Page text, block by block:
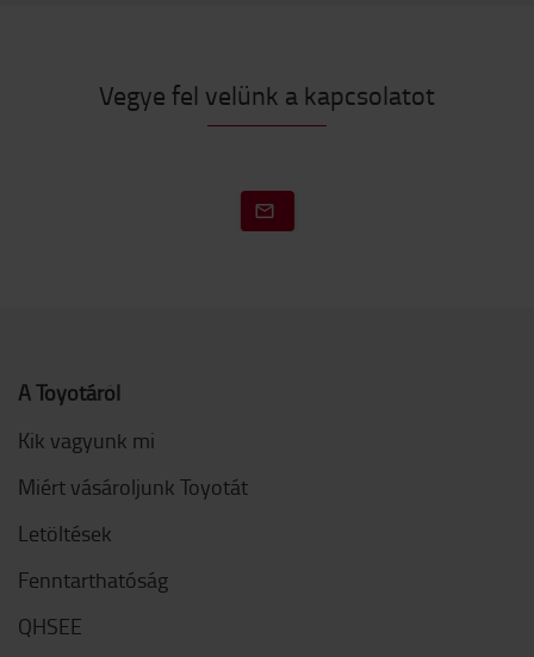
Vegye fel velünk a kapcsolatot
A Toyotáról
Kik vagyunk mi
Miért vásároljunk Toyotát
Letöltések
Fenntarthatóság
QHSEE